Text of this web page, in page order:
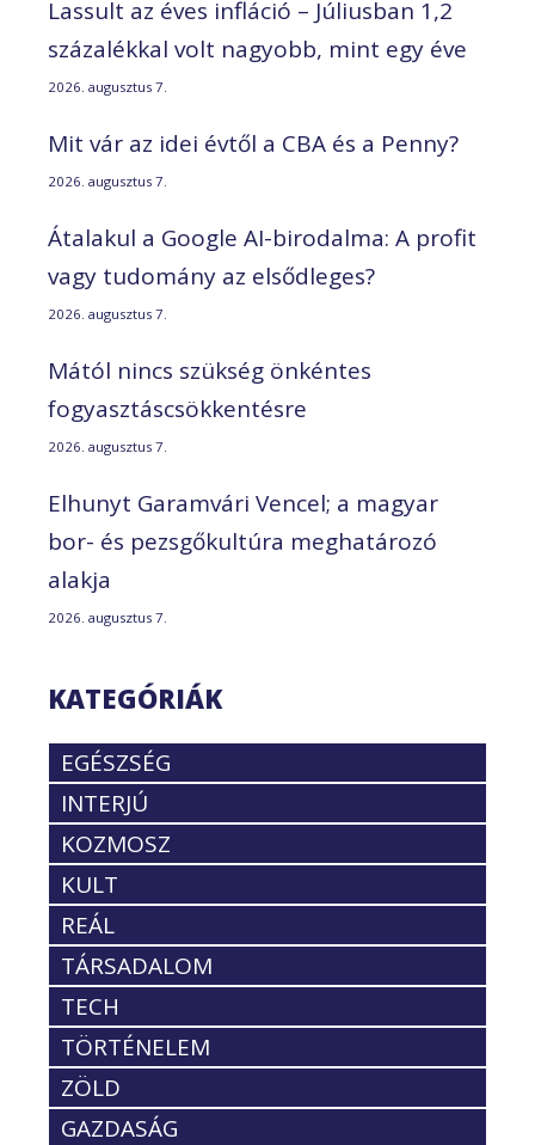
Lassult az éves infláció – Júliusban 1,2
százalékkal volt nagyobb, mint egy éve
2026. augusztus 7.
Mit vár az idei évtől a CBA és a Penny?
2026. augusztus 7.
Átalakul a Google AI-birodalma: A profit
vagy tudomány az elsődleges?
2026. augusztus 7.
Mától nincs szükség önkéntes
fogyasztáscsökkentésre
2026. augusztus 7.
Elhunyt Garamvári Vencel; a magyar
bor- és pezsgőkultúra meghatározó
alakja
2026. augusztus 7.
KATEGÓRIÁK
EGÉSZSÉG
INTERJÚ
KOZMOSZ
KULT
REÁL
TÁRSADALOM
TECH
TÖRTÉNELEM
ZÖLD
GAZDASÁG